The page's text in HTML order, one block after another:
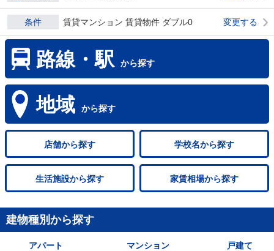
条件 賃貸マンション 賃貸物件 ダブル0 変更する
路線・駅 から探す
地域 から探す
店舗から探す 学校名から探す
生活施設から探す 家賃相場から探す
建物種別から探す
アパート マンション 戸建て